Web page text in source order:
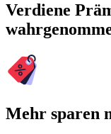
Verdiene
Mehr sparen